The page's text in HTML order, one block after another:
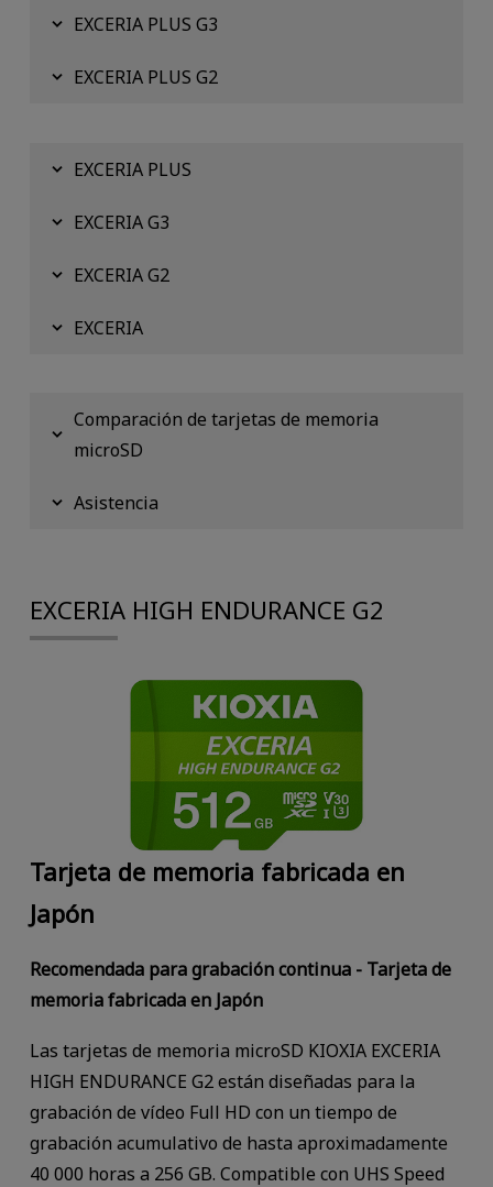
EXCERIA PLUS G3
EXCERIA PLUS G2
EXCERIA PLUS
EXCERIA G3
EXCERIA G2
EXCERIA
Comparación de tarjetas de memoria
microSD
Asistencia
EXCERIA HIGH ENDURANCE G2
Tarjeta de memoria fabricada en
Japón
Recomendada para grabación continua - Tarjeta de
memoria fabricada en Japón
Las tarjetas de memoria microSD KIOXIA EXCERIA
HIGH ENDURANCE G2 están diseñadas para la
grabación de vídeo Full HD con un tiempo de
grabación acumulativo de hasta aproximadamente
40 000 horas a 256 GB. Compatible con UHS Speed